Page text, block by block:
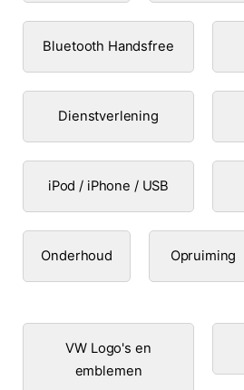
Bluetooth Handsfree
Dienstverlening
iPod / iPhone / USB
Onderhoud Opruiming
VW Logo's en
emblemen